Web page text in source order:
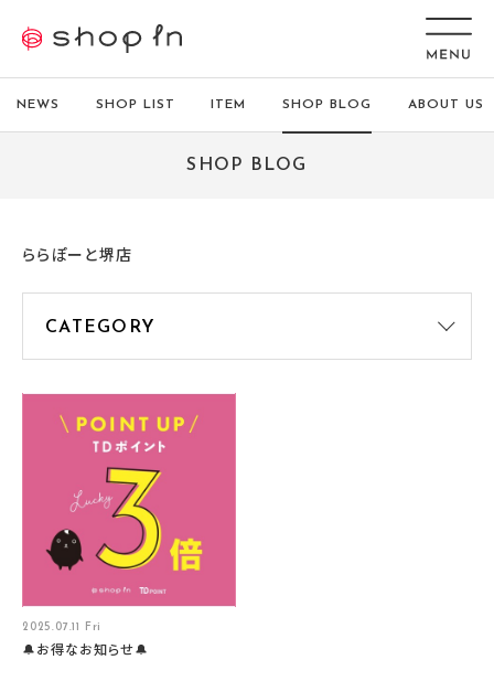
NEWS SHOP LIST ITEM SHOP BLOG ABOUT US
SHOP BLOG
ららぽーと堺店
2025.07.11 Fri
🔔お得なお知らせ🔔